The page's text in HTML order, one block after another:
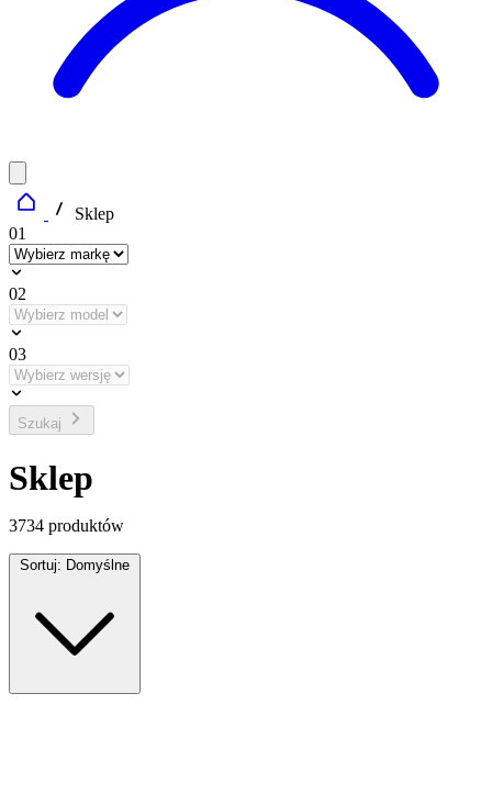
Sklep
01
02
03
Szukaj
Sklep
3734 produktów
Sortuj: Domyślne